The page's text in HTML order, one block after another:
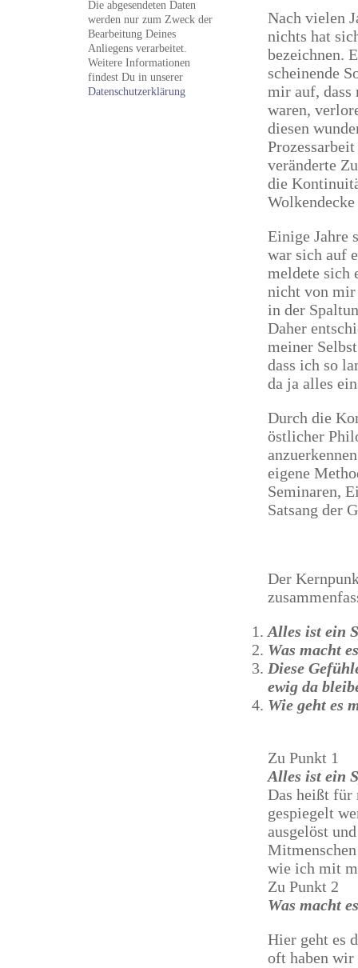
Nach vielen
nichts hat
bezeichnen.
scheinende
mir auf,
waren,
diesen
veränderte
die
Einige Jahre
war sich auf
meldete sich
nicht von mir
in der
Daher
meiner
dass ich so
da ja alles
Durch die
östlicher
eigene
Seminaren,
Satsang der
Der
Alles ist ein
Was macht
Diese
ewig da
Wie geht es
Zu Punkt 1
Alles ist ein
Das heißt für
gespiegelt
ausgelöst
wie ich mit
Zu Punkt 2
Was macht
Hier geht es
oft haben wir
Die abgesendeten Daten
werden nur zum Zweck der
Bearbeitung Deines
Anliegens verarbeitet.
Weitere Informationen
findest Du in unserer
Datenschutzerklärung